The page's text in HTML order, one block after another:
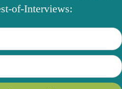
of-Interviews: